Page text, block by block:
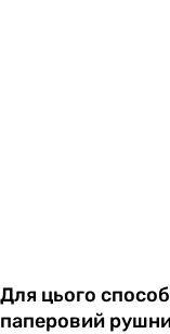
Для цього
паперовий